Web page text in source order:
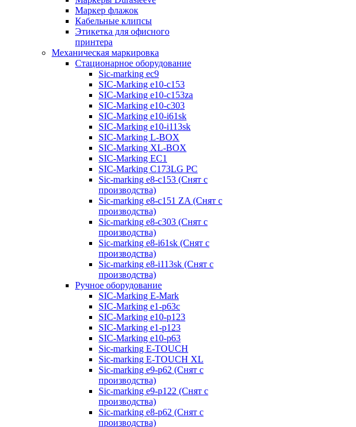
Маркер флажок
Кабельные клипсы
Этикетка для офисного
принтера
Механическая маркировка
Стационарное оборудование
Sic-marking ec9
SIC-Marking e10-c153
SIC-Marking e10-c153za
SIC-Marking e10-c303
SIC-Marking e10-i61sk
SIC-Marking e10-i113sk
SIC-Marking L-BOX
SIC-Marking XL-BOX
SIC-Marking EC1
SIC-Marking C173LG PC
Sic-marking e8-c153 (Снят с
производства)
Sic-marking e8-c151 ZA (Снят с
производства)
Sic-marking e8-c303 (Снят с
производства)
Sic-marking e8-i61sk (Снят с
производства)
Sic-marking e8-i113sk (Снят с
производства)
Ручное оборудование
SIC-Marking E-Mark
SIC-Marking e1-p63с
SIC-Marking e10-p123
SIC-Marking e1-p123
SIC-Marking e10-p63
Sic-marking E-TOUCH
Sic-marking E-TOUCH XL
Sic-marking e9-p62 (Снят с
производства)
Sic-marking e9-p122 (Снят с
производства)
Sic-marking e8-p62 (Снят с
производства)